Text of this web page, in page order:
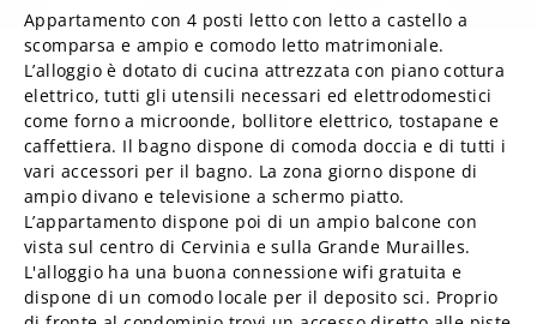
Appartamento con 4 posti letto con letto a castello a
scomparsa e ampio e comodo letto matrimoniale.
L’alloggio è dotato di cucina attrezzata con piano cottura
elettrico, tutti gli utensili necessari ed elettrodomestici
come forno a microonde, bollitore elettrico, tostapane e
caffettiera. Il bagno dispone di comoda doccia e di tutti i
vari accessori per il bagno. La zona giorno dispone di
ampio divano e televisione a schermo piatto.
L’appartamento dispone poi di un ampio balcone con
vista sul centro di Cervinia e sulla Grande Murailles.
L'alloggio ha una buona connessione wifi gratuita e
dispone di un comodo locale per il deposito sci. Proprio